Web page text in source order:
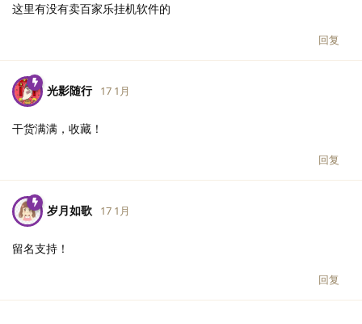
这里有没有卖百家乐挂机软件的
回复
光影随行 17 1月
干货满满，收藏！
回复
岁月如歌 17 1月
留名支持！
回复